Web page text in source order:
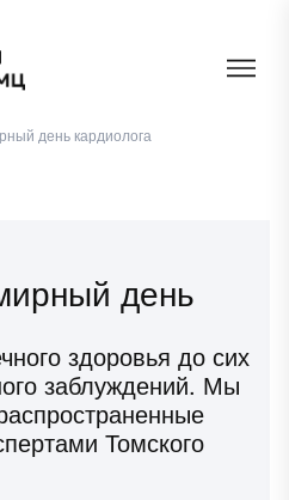
день кардиолога
день
здоровья до сих
заблуждений. Мы
Томского